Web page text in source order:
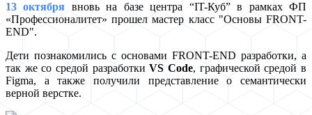
13 октября вновь на базе центра “IT-Куб” в рамках ФП
«Профессионалитет» прошел мастер класс "Основы FRONT-
END".
Дети познакомились с основами FRONT-END разработки, а
так же со средой разработкиVS Code, графической средой в
Figma, а также получили представление о семантически
верной верстке.